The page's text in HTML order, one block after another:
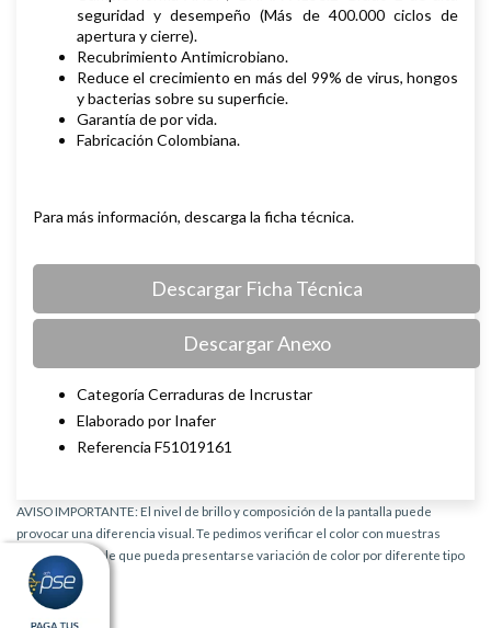
seguridad y desempeño (Más de 400.000 ciclos de
apertura y cierre).
Recubrimiento Antimicrobiano.
Reduce el crecimiento en más del 99% de virus, hongos
y bacterias sobre su superficie.
Garantía de por vida.
Fabricación Colombiana.
Para más información, descarga la ficha técnica.
Descargar Ficha Técnica
Descargar Anexo
Categoría Cerraduras de Incrustar
Elaborado por Inafer
Referencia F51019161
AVISO IMPORTANTE: El nivel de brillo y composición de la pantalla puede
provocar una diferencia visual. Te pedimos verificar el color con muestras
físicas. Es posible que pueda presentarse variación de color por diferente tipo
de producto.